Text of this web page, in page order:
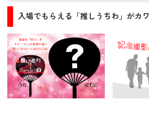
入場でもらえる「推しうちわ」がカ